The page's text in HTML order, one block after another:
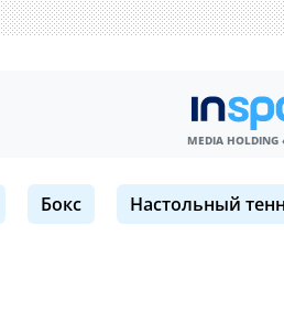
MEDIA HOLDING
Бокс Настольный